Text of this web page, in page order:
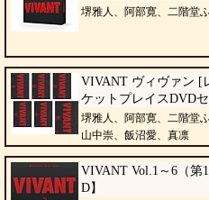
堺雅人、阿部寛、二階堂
VIVANT ヴィヴァン [
ケットプレイスDVD
堺雅人、阿部寛、二階堂
山中崇、飯沼愛、真凛
VIVANT Vol.1～6（第
D】